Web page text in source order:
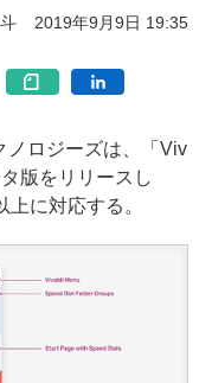
2019年9月9日 19:35
ロジーズは、「Viv
版をリリースし
に対応する。